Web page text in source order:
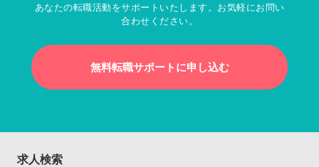
あなたの転職活動をサポートいたします。お気軽にお問い
合わせください。
無料転職サポートに申し込む
求人検索